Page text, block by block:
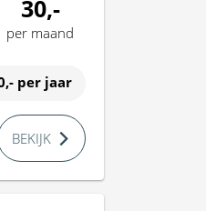
30,-
per maand
per jaar
BEKIJK